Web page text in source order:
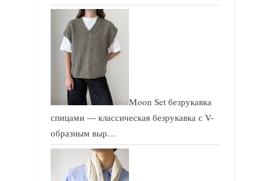
Moon Set безрукавка
спицами — классическая безрукавка с V-
образным выр…